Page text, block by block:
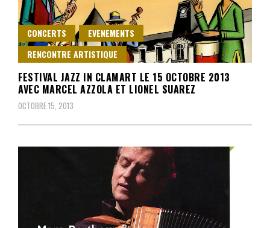
CONCERTS
EVENEMENTS
RENCONTRE ARTISTIQUE
FESTIVAL JAZZ IN CLAMART LE 15 OCTOBRE 2013
AVEC MARCEL AZZOLA ET LIONEL SUAREZ
OCTOBRE 15, 2013